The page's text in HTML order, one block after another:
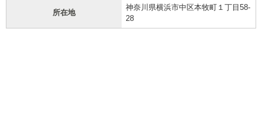
所在地
神奈川県横浜市中区本牧町１丁目58-
28